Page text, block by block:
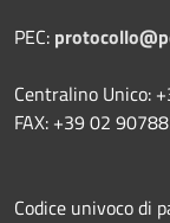
PEC:
Centralino Unico:
FAX: +39 02
Codice univoco di